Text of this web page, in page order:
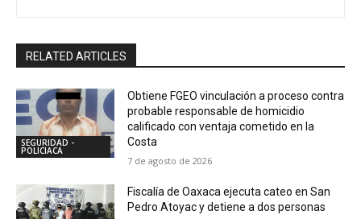
RELATED ARTICLES
SEGURIDAD -
POLICIACA
Obtiene FGEO vinculación a proceso contra
probable responsable de homicidio
calificado con ventaja cometido en la
Costa
7 de agosto de 2026
Fiscalía de Oaxaca ejecuta cateo en San
Pedro Atoyac y detiene a dos personas